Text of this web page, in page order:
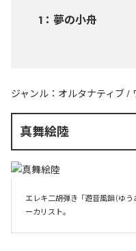
1 ： 夢の小舟
ジャンル： オルタナティブ /
真舞絵陸
エレキ二胡弾き  「遊音風韻 (ゆ
ーカリスト。